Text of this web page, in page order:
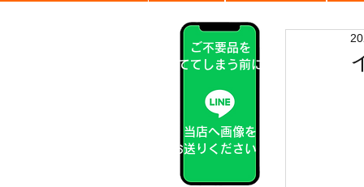
ご不要品を
捨ててしまう前に！
当店へ画像を
お送りください！